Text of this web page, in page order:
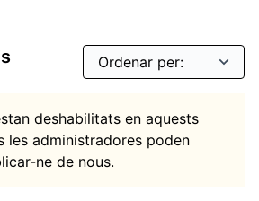
deshabilitats en aquests
les administradores poden
ne de nous.